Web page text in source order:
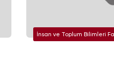
İnsan ve Toplum Bilimleri